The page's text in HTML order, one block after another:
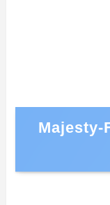
Majesty-